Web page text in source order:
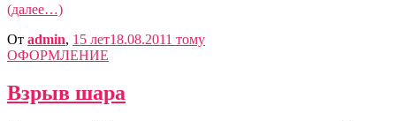
(далее…)
От admin, 15 лет18.08.2011 тому
ОФОРМЛЕНИЕ
Взрыв шара